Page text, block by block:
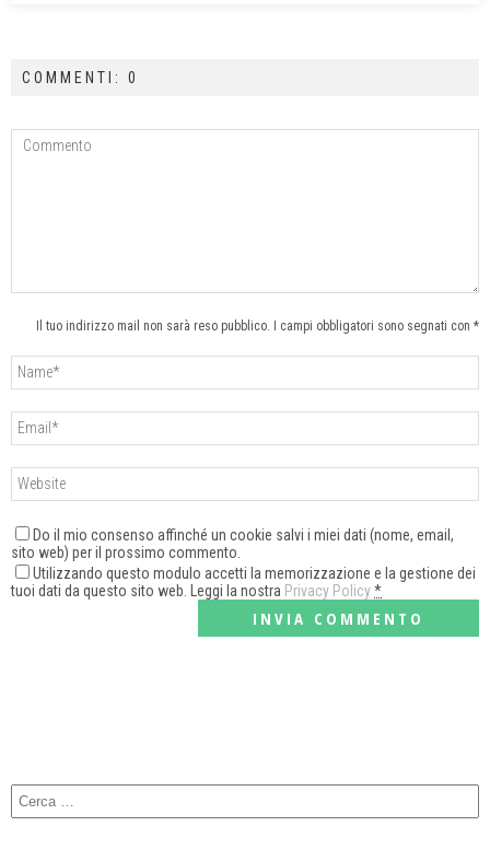
COMMENTI: 0
Il tuo indirizzo mail non sarà reso pubblico. I campi obbligatori sono segnati con *
Do il mio consenso affinché un cookie salvi i miei dati (nome, email,
sito web) per il prossimo commento.
Utilizzando questo modulo accetti la memorizzazione e la gestione dei
tuoi dati da questo sito web. Leggi la nostra Privacy Policy*